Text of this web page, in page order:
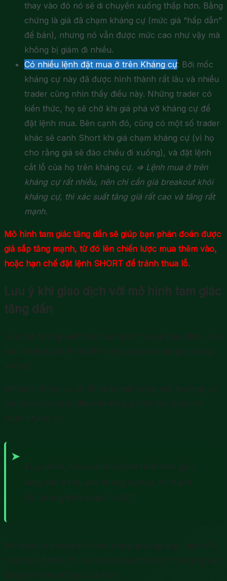
thay vào đó nó sẽ di chuyển xuống thấp hơn. Bằng
chứng là giá đã chạm kháng cự (mức giá “hấp dẫn”
để bán), nhưng nó vẫn được mức cao như vậy mà
không bị giảm đi nhiều.
Có nhiều lệnh đặt mua ở trên Kháng cự: Bởi mốc
kháng cự này đã được hình thành rất lâu và nhiều
trader cũng nhìn thấy điều này. Những trader có
kiến thức, họ sẽ chờ khi giá phá vỡ kháng cự để
đặt lệnh mua. Bên cạnh đó, cũng có một số trader
khác sẽ canh Short khi giá chạm kháng cự (vì họ
cho rằng giá sẽ đảo chiều đi xuống), và đặt lệnh
cắt lỗ của họ trên kháng cự. => Lệnh mua ở trên
kháng cự rất nhiều, nên chỉ cần giá breakout khỏi
kháng cự, thì xác suất tăng giá rất cao và tăng rất
mạnh.
Mô hình tam giác tăng dần sẽ giúp bạn phán đoán được
giá sắp tăng mạnh, từ đó lên chiến lược mua thêm vào,
hoặc hạn chế đặt lệnh SHORT để tránh thua lỗ.
Lưu ý khi giao dịch với mô hình tam giác
tăng dần
Hầu hết những kiến thức bạn được học về giao dịch, là sẽ
bán, hoặc đặt lệnh SHORT khi giá chạm kháng cự đúng
không?
Bởi mốc kháng cự rất dễ nhận biết bằng mắt thường, và
hầu hết mọi người đều cho rằng giá sẽ đảo chiều khi
chạm kháng cự.
Tuy nhiên, nếu xuất hiện mô hình tam giác
tăng dần ở khu vực kháng cự này, thì tuyệt
đối không BÁN hoặc SHORT.
Bởi theo khái niệm mô hình tam giác tăng là gì, mình đã
trình bày ở trên, thì nó là tín hiệu cho biết thị trường sắp
tăng lên một mức giá cao hơn.